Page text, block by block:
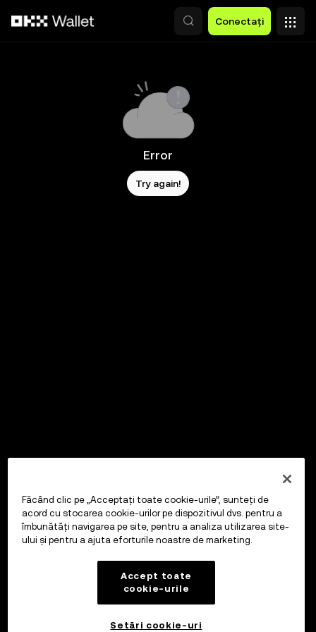
Conectați
Error
Try again!
Făcând clic pe „Acceptați toate cookie-urile”, sunteți de
acord cu stocarea cookie-urilor pe dispozitivul dvs. pentru a
îmbunătăți navigarea pe site, pentru a analiza utilizarea site-
ului și pentru a ajuta eforturile noastre de marketing.
Accept toate
cookie-urile
Setări cookie-uri